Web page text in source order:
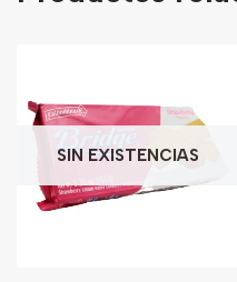
SIN EXISTENCIAS